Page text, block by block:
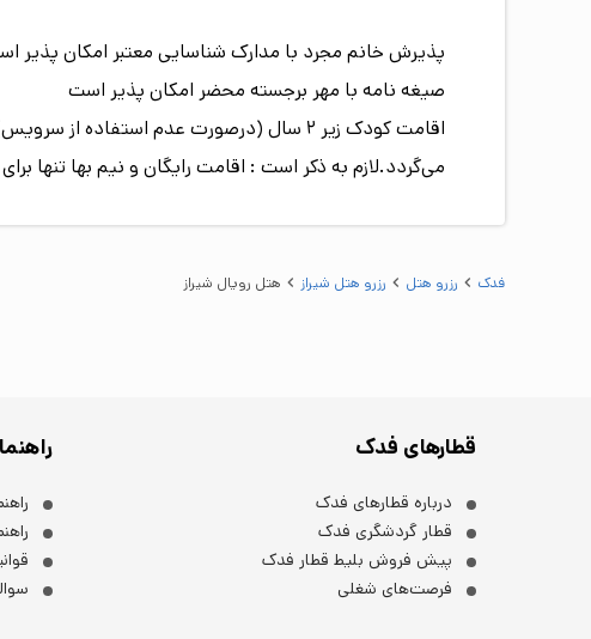
پذیرش خانم مجرد با مدارک شناسایی معتبر امکان پذیر
صیغه نامه با مهر برجسته محضر امکان پذیر است
می‌گردد.لازم به ذکر است : اقامت رایگان و نیم بها تنها
فدک رزرو هتل رزرو هتل شيراز هتل رویال شيراز
قطارهای فدک
درباره قطارهای فدک
قطار گردشگری فدک
پیش فروش بلیط قطار فدک
فرصت‌های شغلی
راهنما